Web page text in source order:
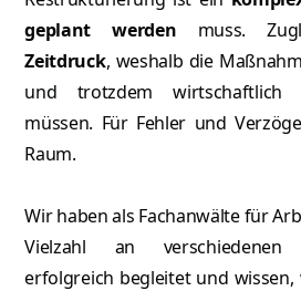
geplant werden muss.
Zeitdruck, weshalb die
und trotzdem wirtschaftlich
müssen. Für Fehler und
Raum.
Wir haben als Fachanwälte für
Vielzahl an verschiedenen
erfolgreich begleitet und wissen,